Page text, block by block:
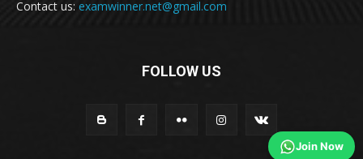
Contact us: examwinner.net@gmail.com
FOLLOW US
Join Now